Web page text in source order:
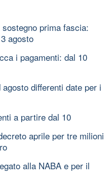
prima fascia:
agosto
i pagamenti: dal 10
differenti date per i
a partire dal 10
aprile per tre milioni
alla NABA e per il